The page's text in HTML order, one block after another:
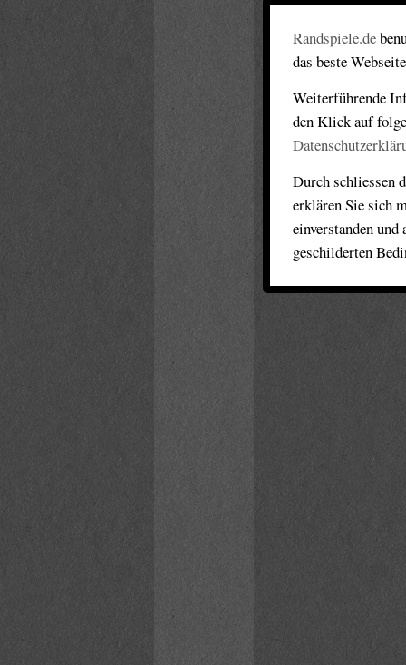
Randspiele.de
das beste
Weiterführende
den Klick auf
Durch schliessen
erklären Sie sich
einverstanden
geschilderten